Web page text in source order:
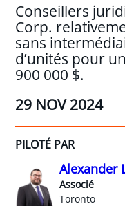
Conseillers
Corp.
sans
d’unités pour
900 000 $.
29 NOV 2024
PILOTÉ PAR
Alexander
Associé
Toronto